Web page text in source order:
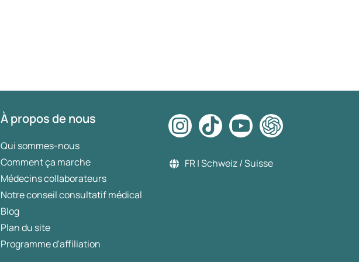
À propos de nous
Qui sommes-nous
Comment ça marche
Médecins collaborateurs
Notre conseil consultatif médical
Blog
Plan du site
Programme d'affiliation
FR | Schweiz / Suisse